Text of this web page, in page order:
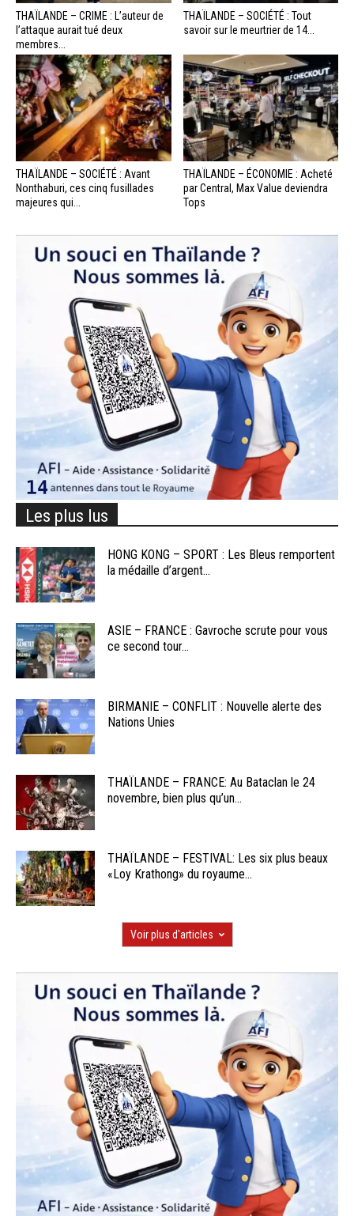
THAÏLANDE – CRIME : L’auteur de
l’attaque aurait tué deux
membres...
THAÏLANDE – SOCIÉTÉ : Tout
savoir sur le meurtrier de 14...
THAÏLANDE – SOCIÉTÉ : Avant
Nonthaburi, ces cinq fusillades
majeures qui...
THAÏLANDE – ÉCONOMIE : Acheté
par Central, Max Value deviendra
Tops
Les plus lus
HONG KONG – SPORT : Les Bleus remportent
la médaille d’argent...
ASIE – FRANCE : Gavroche scrute pour vous
ce second tour...
BIRMANIE – CONFLIT : Nouvelle alerte des
Nations Unies
THAÏLANDE – FRANCE: Au Bataclan le 24
novembre, bien plus qu’un...
THAÏLANDE – FESTIVAL: Les six plus beaux
«Loy Krathong» du royaume...
Voir plus d'articles